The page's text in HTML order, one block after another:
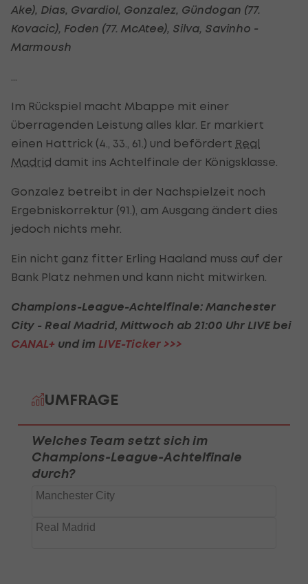
Ake), Dias, Gvardiol, Gonzalez, Gündogan (77.
Kovacic), Foden (77. McAtee), Silva, Savinho -
Marmoush
Im Rückspiel macht Mbappe mit einer
überragenden Leistung alles klar. Er markiert
einen Hattrick (4., 33., 61.) und befördert Real
Madrid damit ins Achtelfinale der Königsklasse.
Gonzalez betreibt in der Nachspielzeit noch
Ergebniskorrektur (91.), am Ausgang ändert dies
jedoch nichts mehr.
Ein nicht ganz fitter Erling Haaland muss auf der
Bank Platz nehmen und kann nicht mitwirken.
Champions-League-Achtelfinale: Manchester
City - Real Madrid, Mittwoch ab 21:00 Uhr LIVE bei
CANAL+ und im LIVE-Ticker >>>